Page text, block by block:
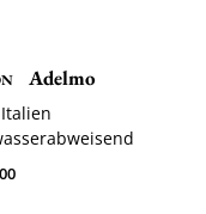
Adelmo
00